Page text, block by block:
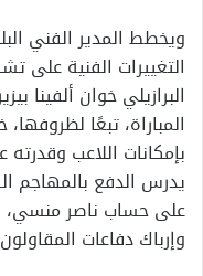
ويخطط المدير الفني
التغييرات الفنية على
البرازيلي خوان ألفينا
المباراة، تبعًا
بإمكانات اللاعب
يدرس الدفع بالمهاجم
على حساب ناصر منسي،
وإرباك دفاعات